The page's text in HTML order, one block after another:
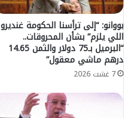
خ
ل
ا
ل
2
4
ا
ق
ي
ا
ل
ل
ك
ة
بووانو: “إلى ترأسنا الحكومة غنديرو
اللي يلزم” بشأن المحروقات..
“البرميل بـ75 دولار والثمن 14.65
درهم ماشي معقول”
7 غشت 2026